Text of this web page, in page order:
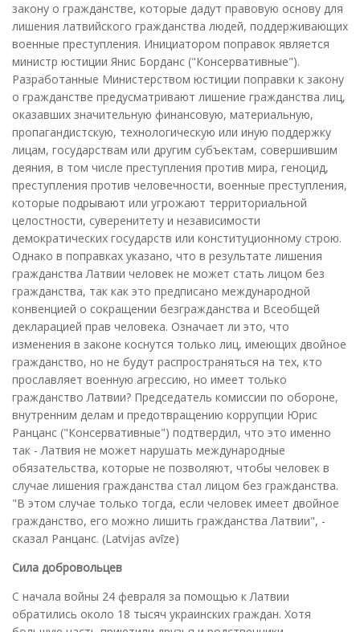
закону о гражданстве, которые дадут правовую основу для
лишения латвийского гражданства людей, поддерживающих
военные преступления. Инициатором поправок является
министр юстиции Янис Борданс ("Консервативные").
Разработанные Министерством юстиции поправки к закону
о гражданстве предусматривают лишение гражданства лиц,
оказавших значительную финансовую, материальную,
пропагандистскую, технологическую или иную поддержку
лицам, государствам или другим субъектам, совершившим
деяния, в том числе преступления против мира, геноцид,
преступления против человечности, военные преступления,
которые подрывают или угрожают территориальной
целостности, суверенитету и независимости
демократических государств или конституционному строю.
Однако в поправках указано, что в результате лишения
гражданства Латвии человек не может стать лицом без
гражданства, так как это предписано международной
конвенцией о сокращении безгражданства и Всеобщей
декларацией прав человека. Означает ли это, что
изменения в законе коснутся только лиц, имеющих двойное
гражданство, но не будут распространяться на тех, кто
прославляет военную агрессию, но имеет только
гражданство Латвии? Председатель комиссии по обороне,
внутренним делам и предотвращению коррупции Юрис
Ранцанс ("Консервативные") подтвердил, что это именно
так - Латвия не может нарушать международные
обязательства, которые не позволяют, чтобы человек в
случае лишения гражданства стал лицом без гражданства.
"В этом случае только тогда, если человек имеет двойное
гражданство, его можно лишить гражданства Латвии", -
сказал Ранцанс. (Latvijas avīze)
Сила добровольцев
С начала войны 24 февраля за помощью к Латвии
обратились около 18 тысяч украинских граждан. Хотя